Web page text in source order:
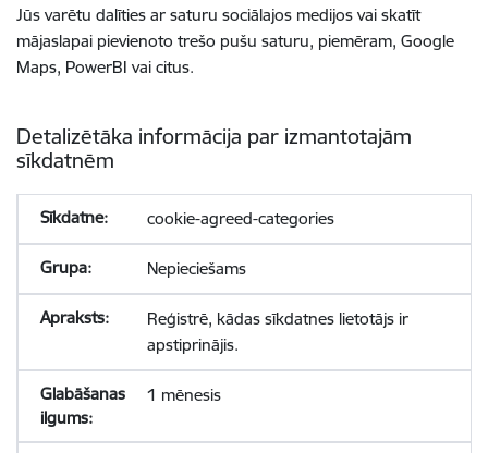
Jūs varētu dalīties ar saturu sociālajos medijos vai skatīt
mājaslapai pievienoto trešo pušu saturu, piemēram, Google
Maps, PowerBI vai citus.
Detalizētāka informācija par izmantotajām
sīkdatnēm
cookie-agreed-categories
Nepieciešams
Reģistrē, kādas sīkdatnes lietotājs ir
apstiprinājis.
1 mēnesis